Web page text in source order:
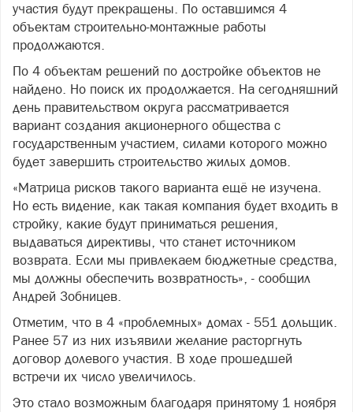
участия будут прекращены. По оставшимся 4
объектам строительно-монтажные работы
продолжаются.
По 4 объектам решений по достройке объектов не
найдено. Но поиск их продолжается. На сегодняшний
день правительством округа рассматривается
вариант создания акционерного общества с
государственным участием, силами которого можно
будет завершить строительство жилых домов.
«Матрица рисков такого варианта ещё не изучена.
Но есть видение, как такая компания будет входить в
стройку, какие будут приниматься решения,
выдаваться директивы, что станет источником
возврата. Если мы привлекаем бюджетные средства,
мы должны обеспечить возвратность», - сообщил
Андрей Зобницев.
Отметим, что в 4 «проблемных» домах - 551 дольщик.
Ранее 57 из них изъявили желание расторгнуть
договор долевого участия. В ходе прошедшей
встречи их число увеличилось.
Это стало возможным благодаря принятому 1 ноября